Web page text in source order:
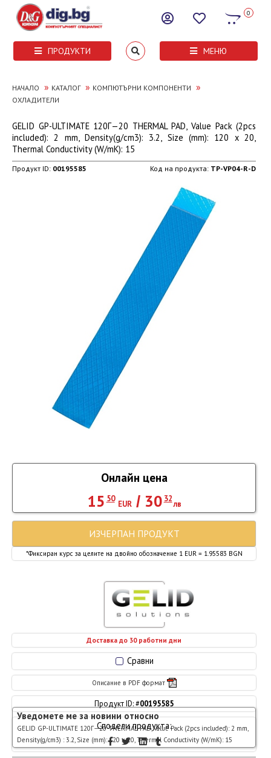
0
ПРОДУКТИ МЕНЮ
НАЧАЛО » КАТАЛОГ » КОМПЮТЪРНИ КОМПОНЕНТИ »
ОХЛАДИТЕЛИ
GELID GP-ULTIMATE 120Г—20 THERMAL PAD, Value Pack (2pcs
included): 2 mm, Density(g/cm3): 3.2, Size (mm): 120 x 20,
Thermal Conductivity (W/mK): 15
Продукт ID: 00195585 Код на продукта: TP-VP04-R-D
Сравни
Описание в PDF формат
Продукт ID: #00195585
Сподели продукта:
Доставка до 30 работни дни
Онлайн цена
15 50
EUR/ 30 32
лв
*Фиксиран курс за целите на двойно обозначение 1 EUR = 1.95583 BGN
ИЗЧЕРПАН ПРОДУКТ
Уведомете ме за новини относно
GELID GP-ULTIMATE 120Г—20 THERMAL PAD, Value Pack (2pcs included): 2 mm,
Density(g/cm3) : 3.2, Size (mm): 120 x 20, Thermal Conductivity (W/mK): 15